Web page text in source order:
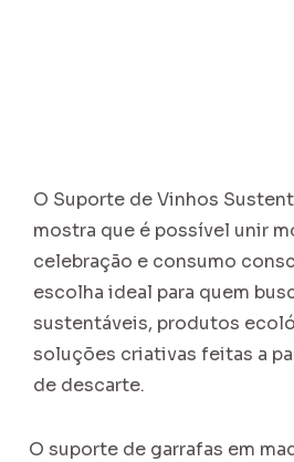
O Suporte de Vinhos
mostra que é possível unir
celebração e consumo
escolha ideal para quem
sustentáveis, produtos
soluções criativas feitas a
de descarte.
O suporte de garrafas em